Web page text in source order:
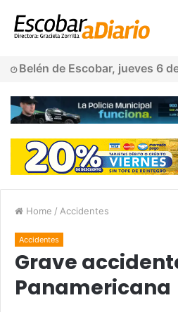
Belén de Escobar, jueves 6
Home / Accidentes
Accidentes
Grave
Panamericana